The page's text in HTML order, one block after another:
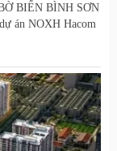
BIỂN BÌNH SƠN
án NOXH Hacom